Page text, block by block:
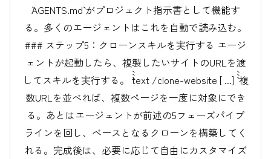
`AGENTS.md` がプロジェクト指示書として機能す
る。多くのエージェントはこれを自動で読み込む。
### ステップ5：クローンスキルを実行する エージ
ェントが起動したら、複製したいサイトのURLを渡
してスキルを実行する。 ```text /clone-website [...] ``` 複
数URLを並べれば、複数ページを一度に対象にでき
る。あとはエージェントが前述の5フェーズパイプ
ラインを回し、ベースとなるクローンを構築してく
れる。完成後は、必要に応じて自由にカスタマイズ